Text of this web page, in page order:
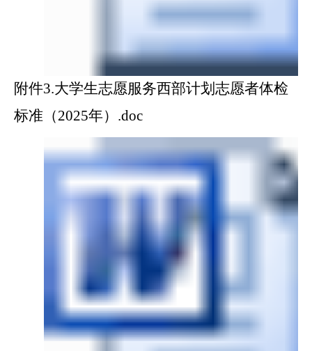
附件3.大学生志愿服务西部计划志愿者体检
标准（2025年）.doc